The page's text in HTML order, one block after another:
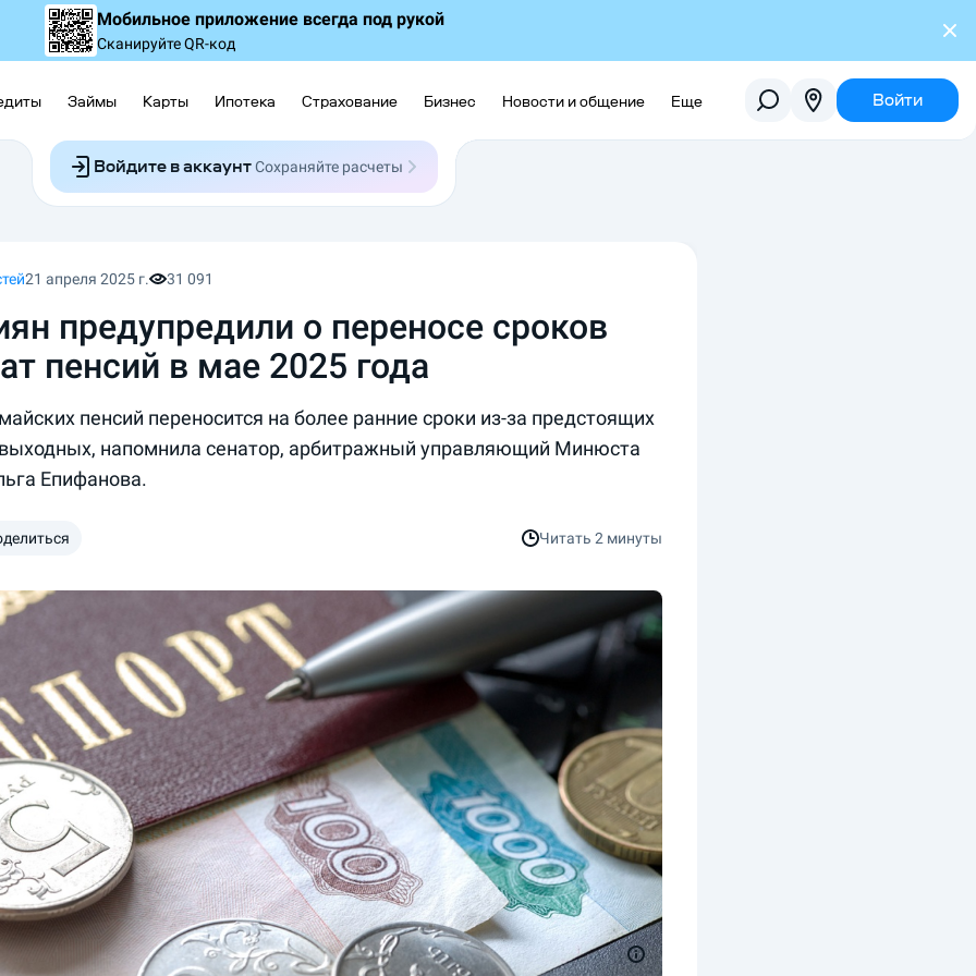
Мобильное приложение всегда под рукой
Сканируйте QR-код
Займы Карты Ипотека Страхование Бизнес Новости и общение Еще Войти
Войдите в аккаунтСохраняйте расчеты
Участвуйте в акциях
21 апреля 2025 г. 31 091
предупредили о переносе сроков
пенсий в мае 2025 года
пенсий переносится на более ранние сроки из-за предстоящих
напомнила сенатор, арбитражный управляющий Минюста
Епифанова.
Читать 2 минуты